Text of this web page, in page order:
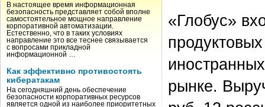
В настоящее время информационная
безопасность представляет собой вполне
самостоятельное мощное направление
корпоративной автоматизации.
Естественно, что в таких условиях
направление это все теснее связывается
с вопросами прикладной
информационной …
Как эффективно противостоять
кибератакам
На сегодняшний день обеспечение
безопасности корпоративных ресурсов
является одной из наиболее приоритетных
«Глобус»
рынке.